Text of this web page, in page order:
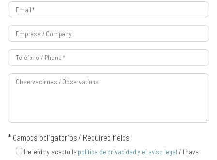
* Campos obligatorios / Required fields
He leído y acepto la política de privacidad y el aviso legal / I have